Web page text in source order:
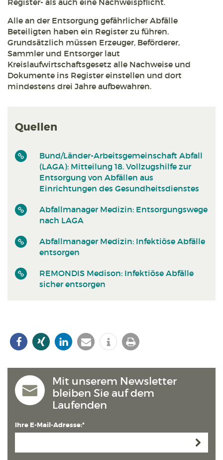
Register- als auch eine Nachweispflicht.
Alle an der Entsorgung gefährlicher Abfälle
Beteiligten haben ein Register zu führen.
Grundsätzlich müssen Erzeuger, Beförderer,
Sammler und Entsorger laut
Kreislaufwirtschaftsgesetz alle Nachweise und
Dokumente ins Register einstellen und dort
mindestens drei Jahre aufbewahren.
Quellen
Bund/Länder-Arbeitsgemeinschaft Abfall
(LAGA): Mitteilung 18. Vollzugshilfe zur
Entsorgung von Abfällen aus
Einrichtungen des Gesundheitsdienstes
Abfallmanager Medizin: Entsorgungswege
nach LAGA
Abfallmanager Medizin: Infektiöse Abfälle
entsorgen
REMONDIS Medison: Infektiöse Abfälle
sicher entsorgen
Mit unserem Newsletter
bleiben Sie auf dem
Laufenden
Ihre E-Mail-Adresse:*